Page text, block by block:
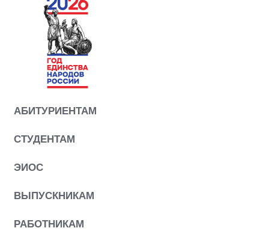
АБИТУРИЕНТАМ
СТУДЕНТАМ
ЭИОС
ВЫПУСКНИКАМ
РАБОТНИКАМ